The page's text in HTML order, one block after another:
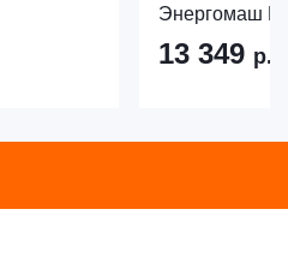
Энергомаш
13 349 р.